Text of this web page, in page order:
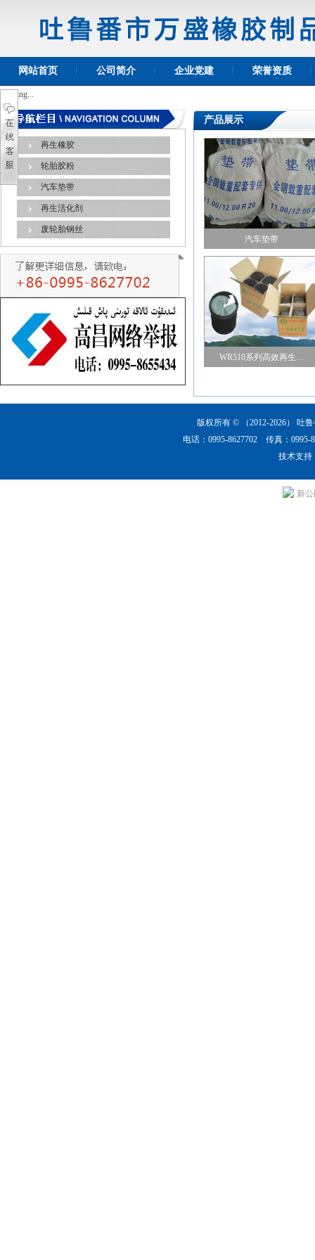
网站首页 公司简介 企业党建 荣誉资质
Loading...
再生橡胶
轮胎胶粉
汽车垫带
再生活化剂
废轮胎钢丝
产品展示
汽车垫带
WR510系列高效再生…
版权所有 © （2012-2026）吐
电话：0995-8627702 传真：
技术支持
新公